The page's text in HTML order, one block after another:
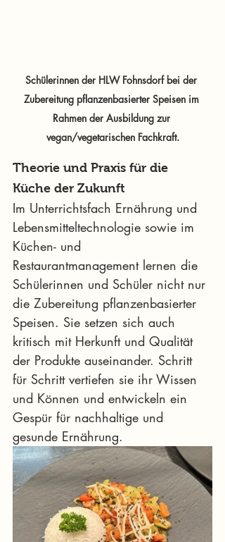
Schülerinnen der HLW Fohnsdorf bei der
Zubereitung pflanzenbasierter Speisen im
Rahmen der Ausbildung zur
vegan/vegetarischen Fachkraft.
Theorie und Praxis für die
Küche der Zukunft
Im Unterrichtsfach Ernährung und
Lebensmitteltechnologie sowie im
Küchen- und
Restaurantmanagement lernen die
Schülerinnen und Schüler nicht nur
die Zubereitung pflanzenbasierter
Speisen. Sie setzen sich auch
kritisch mit Herkunft und Qualität
der Produkte auseinander. Schritt
für Schritt vertiefen sie ihr Wissen
und Können und entwickeln ein
Gespür für nachhaltige und
gesunde Ernährung.